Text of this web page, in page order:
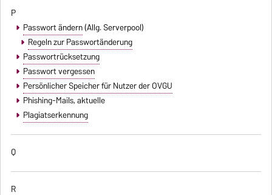
P
Passwort ändern(Allg. Serverpool)
Regeln zur Passwortänderung
Passwortrücksetzung
Passwort vergessen
Persönlicher Speicher für Nutzer der OVGU
Phishing-Mails, aktuelle
Plagiatserkennung
Q
R